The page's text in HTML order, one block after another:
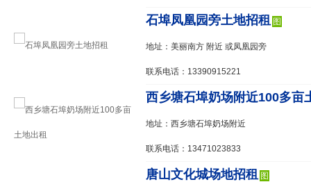
石埠凤凰园旁土地招租 图
地址：美丽南方 附近 或凤凰园旁
联系电话：13390915221
西乡塘石埠奶场附近100多亩
地址：西乡塘石埠奶场附近
联系电话：13471023833
唐山文化城场地招租 图